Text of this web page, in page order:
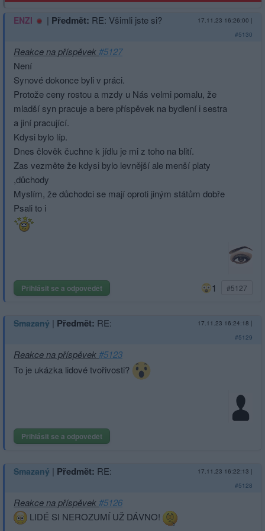
ENZI | Předmět: RE: Všimli jste si? 17.11.23 16:26:00 |
#5130
Reakce na příspěvek#5127
Není
Synové dokonce byli v práci.
Protože ceny rostou a mzdy u Nás velmi pomalu, že
mladší syn pracuje a bere příspěvek na bydlení i sestra
a jiní pracující.
Kdysi bylo líp.
Dnes člověk čuchne k jídlu je mi z toho na blití.
Zas vezměte že kdysi bylo levnější ale menší platy
,důchody
Myslím, že důchodci se mají oproti jiným státům dobře
Psali to i
Přihlásit se a odpovědět 1 #5127
Smazaný | Předmět: RE: 17.11.23 16:24:18 |
#5129
Reakce na příspěvek#5123
To je ukázka lidové tvořivosti?
Přihlásit se a odpovědět
Smazaný | Předmět: RE: 17.11.23 16:22:13 |
#5128
Reakce na příspěvek#5126
LIDÉ SI NEROZUMÍ UŽ DÁVNO!